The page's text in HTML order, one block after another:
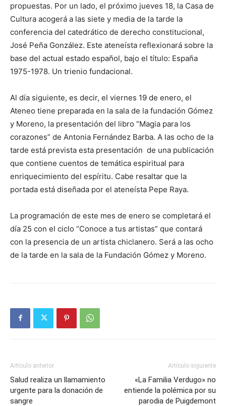
propuestas. Por un lado, el próximo jueves 18, la Casa de
Cultura acogerá a las siete y media de la tarde la
conferencia del catedrático de derecho constitucional,
José Peña González. Este ateneísta reflexionará sobre la
base del actual estado español, bajo el título: España
1975-1978. Un trienio fundacional.
Al día siguiente, es decir, el viernes 19 de enero, el
Ateneo tiene preparada en la sala de la fundación Gómez
y Moreno, la presentación del libro “Magia para los
corazones” de Antonia Fernández Barba. A las ocho de la
tarde está prevista esta presentación de una publicación
que contiene cuentos de temática espiritual para
enriquecimiento del espíritu. Cabe resaltar que la
portada está diseñada por el ateneísta Pepe Raya.
La programación de este mes de enero se completará el
día 25 con el ciclo “Conoce a tus artistas” que contará
con la presencia de un artista chiclanero. Será a las ocho
de la tarde en la sala de la Fundación Gómez y Moreno.
Artículo anterior
Salud realiza un llamamiento
urgente para la donación de
sangre
Artículo siguiente
«La Familia Verdugo» no
entiende la polémica por su
parodia de Puigdemont